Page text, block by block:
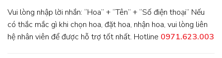
Vui lòng nhập lời nhắn: “Hoa” + “Tên” + “Số điện thoại” Nếu
có thắc mắc gì khi chọn hoa, đặt hoa, nhận hoa, vui lòng liên
hệ nhân viên để được hỗ trợ tốt nhất. Hotline 0971.623.003